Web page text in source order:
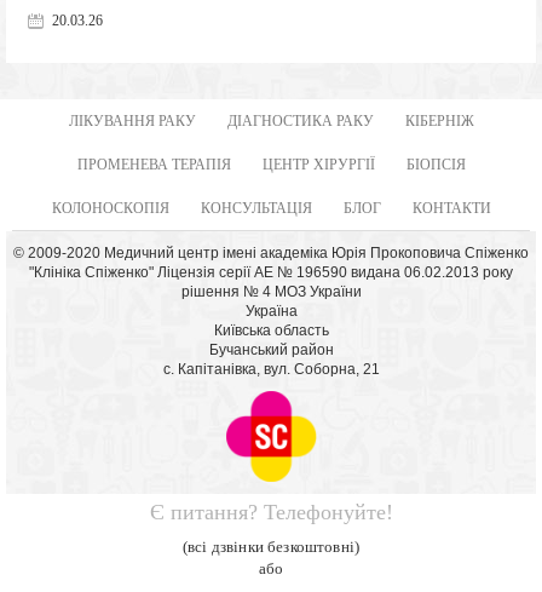
20.03.26
ЛІКУВАННЯ РАКУ ДІАГНОСТИКА РАКУ КІБЕРНІЖ
ПРОМЕНЕВА ТЕРАПІЯ ЦЕНТР ХІРУРГІЇ БІОПСІЯ
КОЛОНОСКОПІЯ КОНСУЛЬТАЦІЯ БЛОГ КОНТАКТИ
© 2009-2020 Медичний центр імені академіка Юрія Прокоповича Спіженко
"Клініка Спіженко" Ліцензія серії АЕ № 196590 видана 06.02.2013 року
рішення № 4 МОЗ України
Україна
Київська область
Бучанський район
с. Капітанівка, вул. Соборна, 21
Є питання? Телефонуйте!
(всі дзвінки безкоштовні)
або